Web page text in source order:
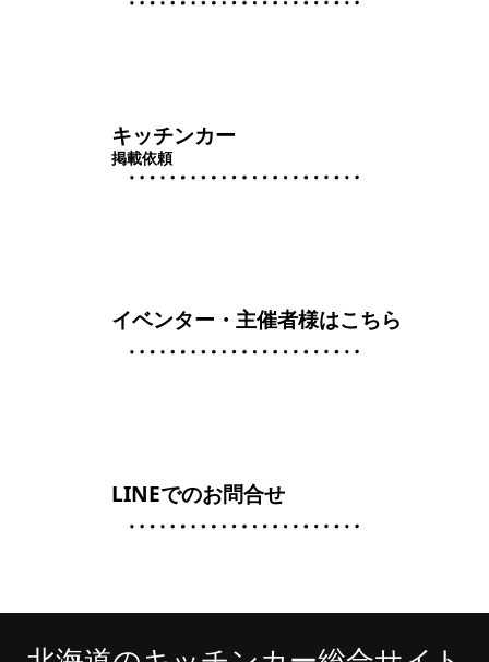
キッチンカー
掲載依頼
イベンター・主催者様はこちら
LINEでのお問合せ